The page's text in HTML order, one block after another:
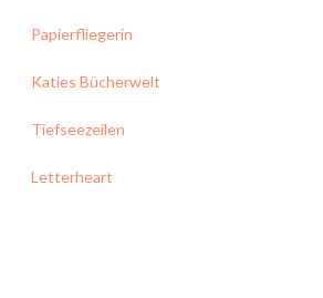
Papierfliegerin
Katies Bücherwelt
Tiefseezeilen
Letterheart